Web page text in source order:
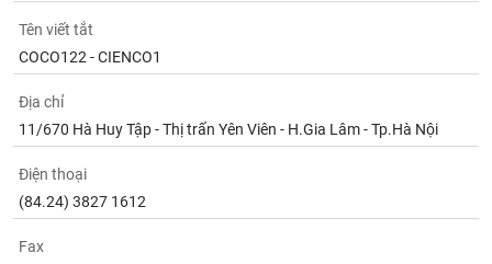
Tên viết tắt
COCO122 - CIENCO1
Địa chỉ
11/670 Hà Huy Tập - Thị trấn Yên Viên - H.Gia Lâm - Tp.Hà Nội
Điện thoại
(84.24) 3827 1612
Fax
chứng
(-)
Tất cả
Lãnh
đạo
(-)
Tất cả